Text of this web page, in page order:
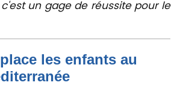
un gage de réussite pour le
les enfants au